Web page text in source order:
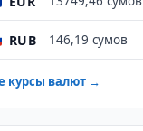
RUB 146,19 сумов
курсы валют →